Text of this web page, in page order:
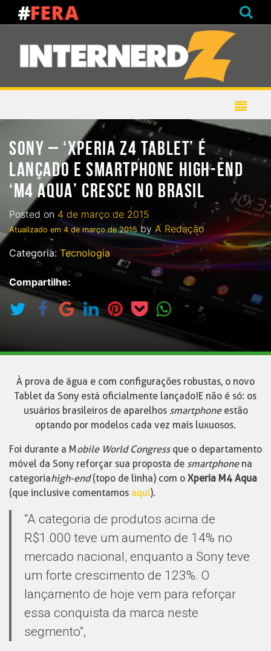
SONY – ‘XPERIA Z4 TABLET’ É
LANÇADO E SMARTPHONE HIGH-END
‘M4 AQUA’ CRESCE NO BRASIL
Posted on 4 de março de 2015
Atualizado em 4 de março de 2015by A Redação
Categoria: Tecnologia
Compartilhe:
À prova de água e com configurações robustas, o novo
Tablet da Sony está oficialmente lançado! E não é só: os
usuários brasileiros de aparelhossmartphoneestão
optando por modelos cada vez mais luxuosos.
Foi durante a Mobile World Congressque o departamento
móvel da Sony reforçar sua proposta de smartphonena
categoriahigh-end(topo de linha) com o Xperia M4 Aqua
(que inclusive comentamos aqui).
“A categoria de produtos acima de
R$1.000 teve um aumento de 14% no
mercado nacional, enquanto a Sony teve
um forte crescimento de 123%. O
lançamento de hoje vem para reforçar
essa conquista da marca neste
segmento”,